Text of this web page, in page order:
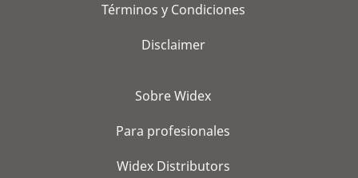
Términos y Condiciones
Disclaimer
Sobre Widex
Para profesionales
Widex Distributors